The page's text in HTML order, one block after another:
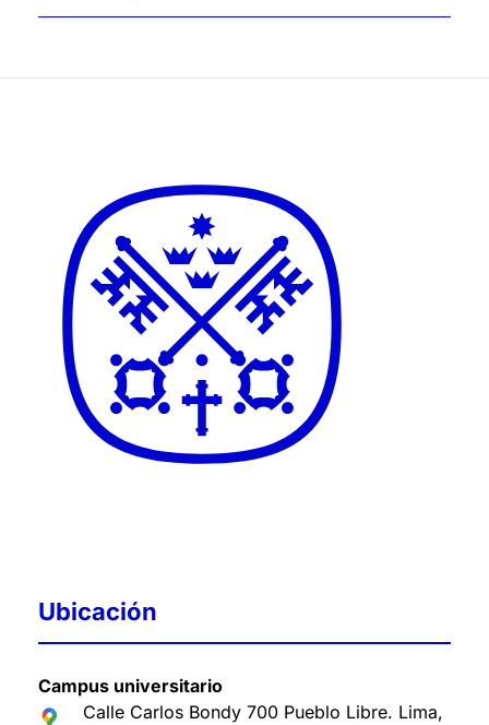
Ubicación
Campus universitario
Calle Carlos Bondy 700 Pueblo Libre. Lima,